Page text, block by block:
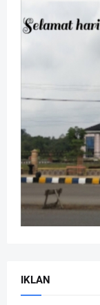
IKLAN